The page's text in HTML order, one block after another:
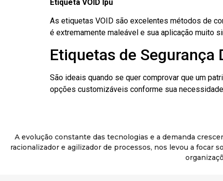
Etiqueta VOID Ipu
As etiquetas VOID são excelentes métodos de
é extremamente maleável e sua aplicação muito
Etiquetas de Segurança
São ideais quando se quer comprovar que um
opções customizáveis conforme sua
A evolução constante das tecnologias e a demanda
racionalizador e agilizador de processos, nos levou a focar